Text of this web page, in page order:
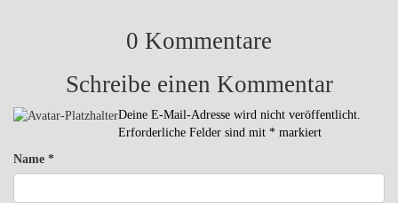
0 Kommentare
Schreibe einen Kommentar
Deine E-Mail-Adresse wird nicht veröffentlicht.
Erforderliche Felder sind mit * markiert
Name *